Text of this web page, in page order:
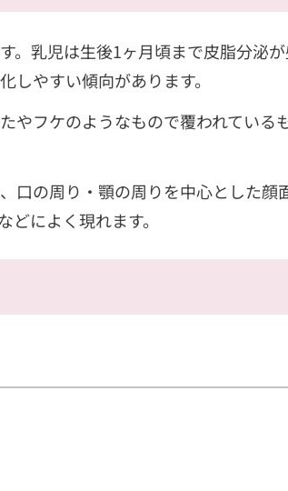
。乳児は生後1ヶ月頃まで皮脂分泌
しやすい傾向があります。
やフケのようなもので覆われている
口の周り・顎の周りを中心とした顔
によく現れます。